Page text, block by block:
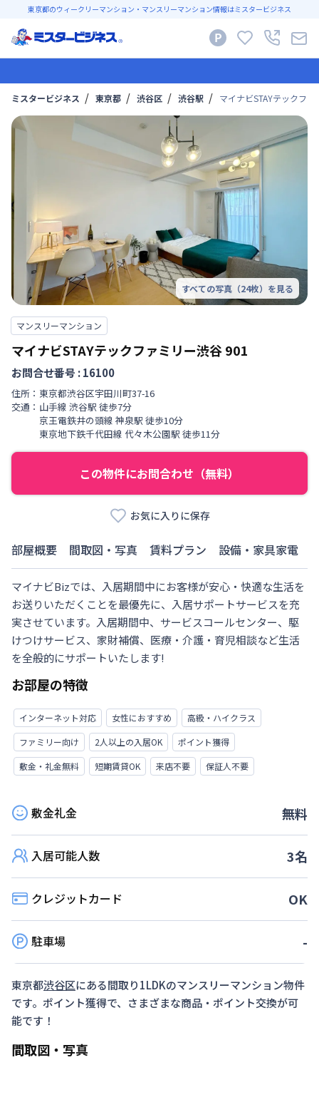
東京都のウィークリーマンション・マンスリーマンション情報はミスタービジネス
ミスタービジネス 東京都 渋谷区 渋谷駅 マイナビSTAYテックフ
すべての写真（24枚）を見る
マンスリーマンション
マイナビSTAYテックファミリー渋谷901
お問合せ番号 :16100
住所： 東京都渋谷区宇田川町37-16
交通： 山手線 渋谷駅 徒歩7分
京王電鉄井の頭線 神泉駅 徒歩10分
東京地下鉄千代田線 代々木公園駅 徒歩11分
この物件にお問合わせ（無料）
お気に入りに保存
部屋概要 間取図・写真 賃料プラン 設備・家具家電
マイナビBizでは、入居期間中にお客様が安心・快適な生活を
お送りいただくことを最優先に、入居サポートサービスを充
実させています。入居期間中、サービスコールセンター、駆
けつけサービス、家財補償、医療・介護・育児相談など生活
を全般的にサポートいたします!
お部屋の特徴
インターネット対応 女性におすすめ
高級・ハイクラス
ファミリー向け
2人以上の入居OK
ポイント獲得
敷金・礼金無料
短期賃貸OK 来店不要 保証人不要
敷金礼金 無料
入居可能人数 3名
クレジットカード OK
駐車場 -
東京都渋谷区にある間取り1LDKのマンスリーマンション物件
です。ポイント獲得で、さまざまな商品・ポイント交換が可
能です！
間取図・写真